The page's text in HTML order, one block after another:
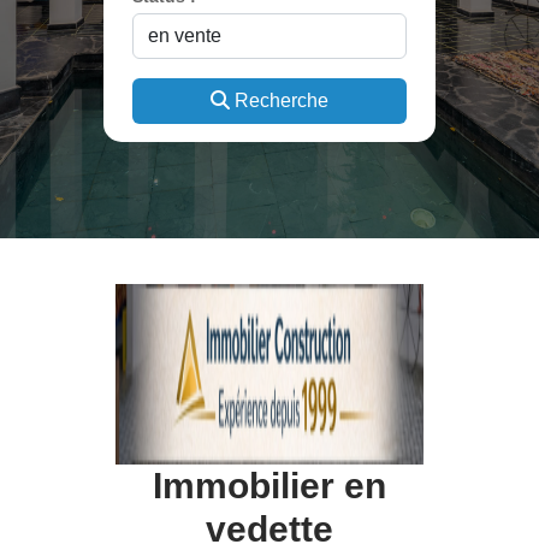
Recherche
Immobilier en
vedette